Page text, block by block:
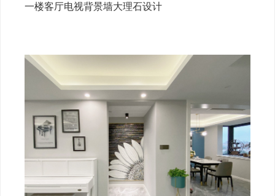
一楼客厅电视背景墙大理石设计